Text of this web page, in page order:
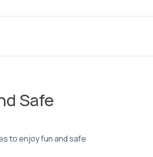
Safe
to enjoy fun and safe